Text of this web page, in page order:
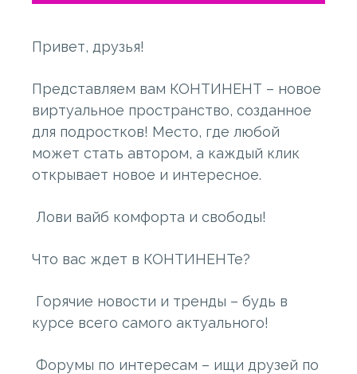
Привет, друзья!
Представляем вам КОНТИНЕНТ – новое
виртуальное пространство, созданное
для подростков! Место, где любой
может стать автором, а каждый клик
открывает новое и интересное.
Лови вайб комфорта и свободы!
Что вас ждет в КОНТИНЕНТе?
Горячие новости и тренды – будь в
курсе всего самого актуального!
Форумы по интересам – ищи друзей по